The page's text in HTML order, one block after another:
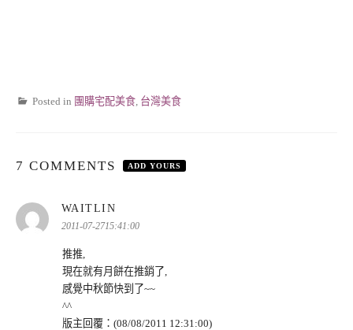
Posted in 團購宅配美食 台灣美食
7 COMMENTS ADD YOURS
WAITLIN
示:
2011-07-2715:41:00
推推,
現在就有月餅在推銷了,
感覺中秋節快到了~~
^^
版主回覆：(08/08/2011 12:31:00)